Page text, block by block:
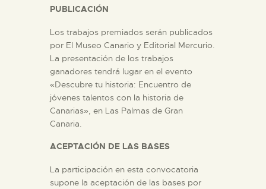
PUBLICACIÓN
Los trabajos premiados serán publicados
por El Museo Canario y Editorial Mercurio.
La presentación de los trabajos
ganadores tendrá lugar en el evento
«Descubre tu historia: Encuentro de
jóvenes talentos con la historia de
Canarias», en Las Palmas de Gran
Canaria.
ACEPTACIÓN DE LAS BASES
La participación en esta convocatoria
supone la aceptación de las bases por